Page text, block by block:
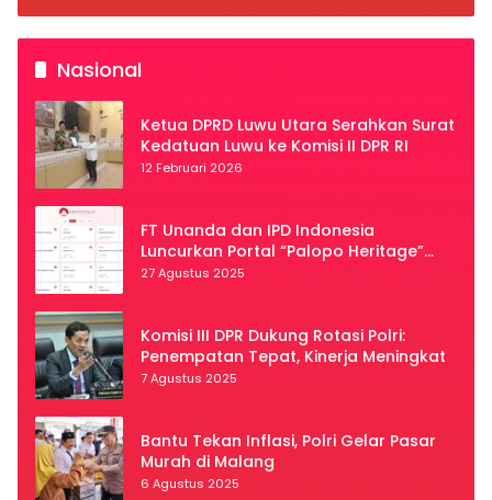
Nasional
Ketua DPRD Luwu Utara Serahkan Surat
Kedatuan Luwu ke Komisi II DPR RI
12 Februari 2026
FT Unanda dan IPD Indonesia
Luncurkan Portal “Palopo Heritage”
Secara Virtual
27 Agustus 2025
Komisi III DPR Dukung Rotasi Polri:
Penempatan Tepat, Kinerja Meningkat
7 Agustus 2025
Bantu Tekan Inflasi, Polri Gelar Pasar
Murah di Malang
6 Agustus 2025